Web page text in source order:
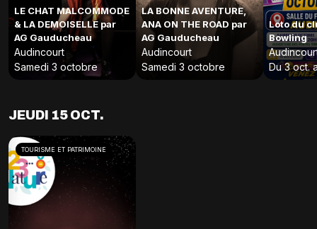
LE CHAT MALCOMMODE
& LA DEMOISELLE par
AG Gauducheau
Audincourt
Samedi 3 octobre
LA BONNE AVENTURE,
ANA ON THE ROAD par
AG Gauducheau
Audincourt
Samedi 3 octobre
Loto du
Bowling
Du 3 oct.
JEUDI 15 OCT.
TOURISME ET PATRIMOINE